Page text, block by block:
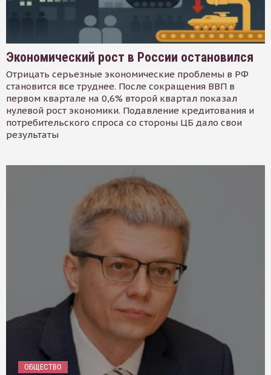
Экономический рост в России остановился
Отрицать серьезные экономические проблемы в РФ
становится все труднее. После сокращения ВВП в
первом квартале на 0,6% второй квартал показал
нулевой рост экономики. Подавление кредитования и
потребительского спроса со стороны ЦБ дало свои
результаты
ОБЩЕСТВО